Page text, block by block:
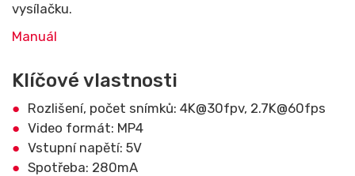
vysílačku.
Manuál
Klíčové vlastnosti
Rozlišení, počet snímků: 4K@30fpv, 2.7K@60fps
Video formát: MP4
Vstupní napětí: 5V
Spotřeba: 280mA